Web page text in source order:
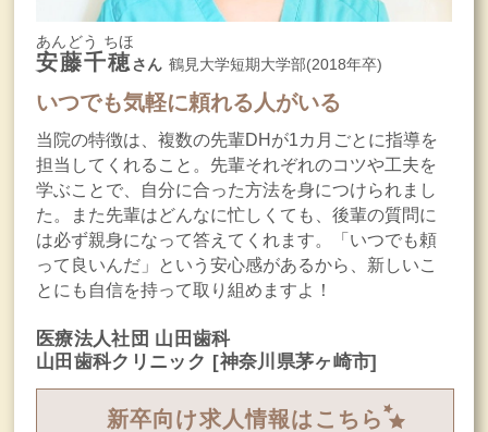
あんどう ちほ
安藤千穂 さん 鶴見大学短期大学部(2018年卒)
いつでも気軽に頼れる人がいる
当院の特徴は、複数の先輩DHが1カ月ごとに指導を
担当してくれること。先輩それぞれのコツや工夫を
学ぶことで、自分に合った方法を身につけられまし
た。また先輩はどんなに忙しくても、後輩の質問に
は必ず親身になって答えてくれます。「いつでも頼
って良いんだ」という安心感があるから、新しいこ
とにも自信を持って取り組めますよ！
医療法人社団 山田歯科
山田歯科クリニック [神奈川県茅ヶ崎市]
新卒向け求人情報はこちら